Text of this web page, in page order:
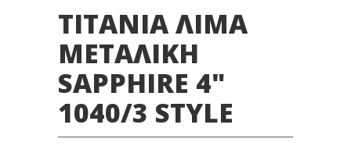
TITANIA ΛΙΜΑ
ΜΕΤΑΛΙΚΗ
SAPPHIRE 4"
1040/3 STYLE